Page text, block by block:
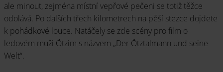
ale minout, zejména místní vepřové pečeni se totiž těžce
odolává. Po dalších třech kilometrech na pěší stezce dojdete
k pohádkové louce. Natáčely se zde scény pro film o
ledovém muži Ötzim s názvem „Der Ötztalmann und seine
Welt“.